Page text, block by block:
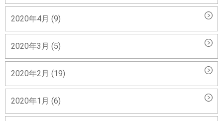
2020年4月 (9)
2020年3月 (5)
2020年2月 (19)
2020年1月 (6)